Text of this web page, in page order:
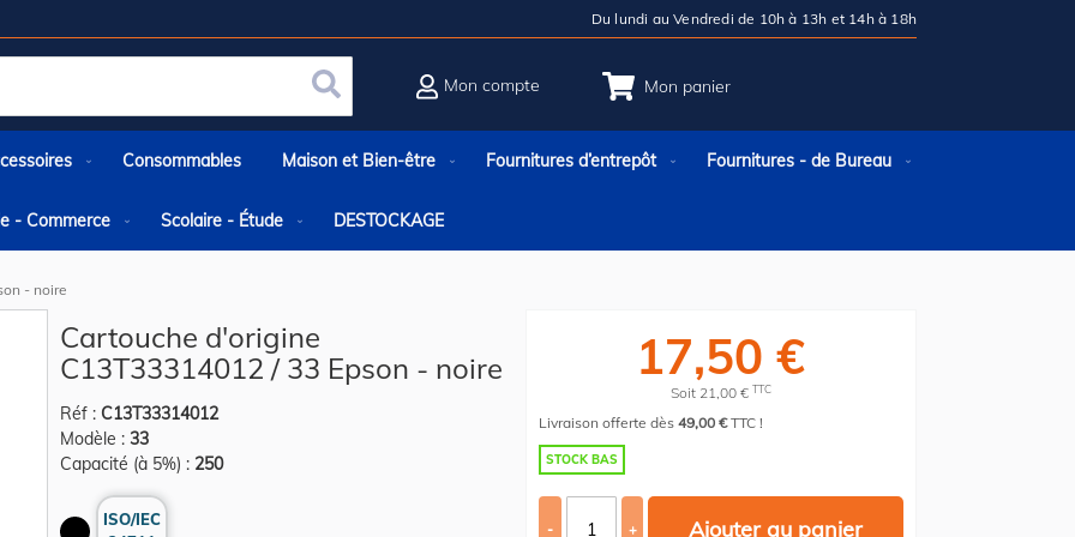
Du lundi au Vendredi de 10h à 13h et 14h à 18h
Mon panier
Rechercher
Mon compte
Consommables Maison et Bien-être Fournitures d’entrepôt Fournitures - de Bureau
- Commerce Scolaire - Étude DESTOCKAGE
- noire
Cartouche d'origine
C13T33314012 / 33 Epson - noire
Réf : C13T33314012
Modèle : 33
Capacité (à 5%) : 250
ISO/IEC
17,50 €
Soit 21,00 € TTC
Livraison offerte dès49,00 €TTC !
STOCK BAS
- + Ajouter au panier